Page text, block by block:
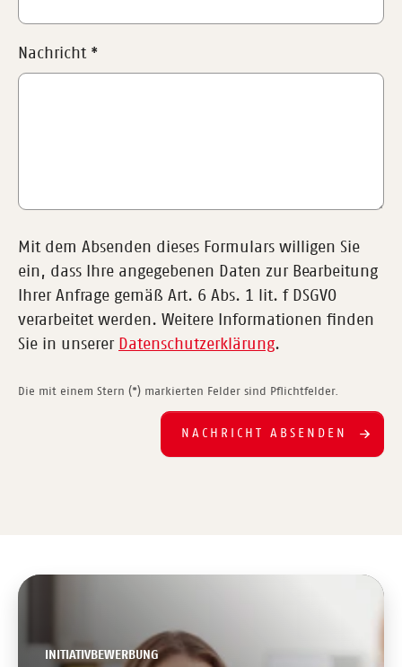
Nachricht *
Mit dem Absenden dieses Formulars willigen Sie
ein, dass Ihre angegebenen Daten zur Bearbeitung
Ihrer Anfrage gemäß Art. 6 Abs. 1 lit. f DSGVO
verarbeitet werden. Weitere Informationen finden
Sie in unserer Datenschutzerklärung.
Die mit einem Stern (*) markierten Felder sind Pflichtfelder.
INITIATIVBEWERBUNG